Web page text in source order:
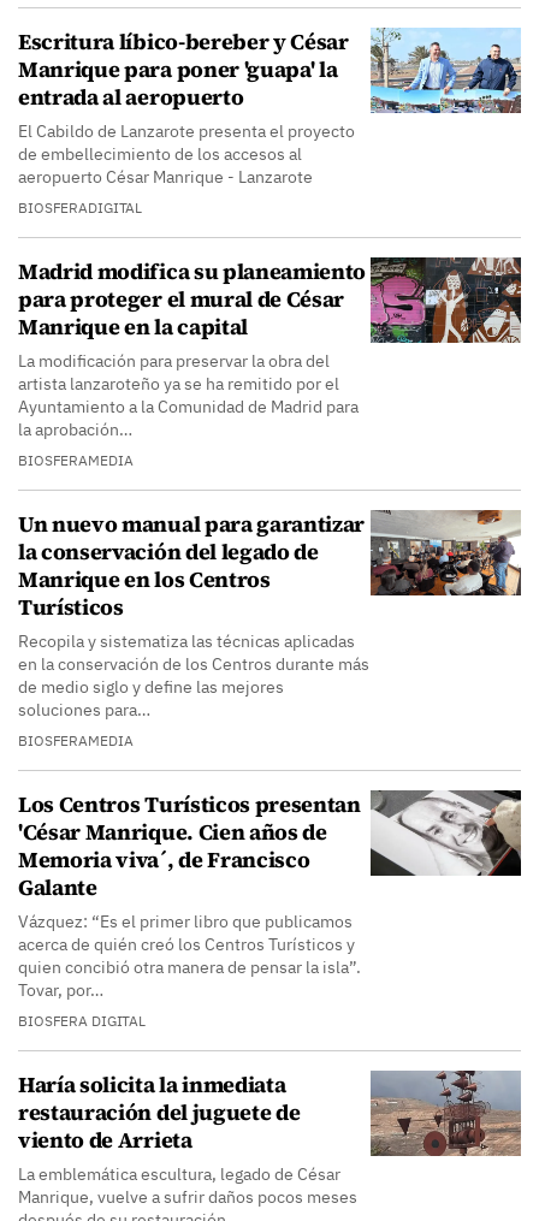
Escritura líbico-bereber y César
Manrique para poner 'guapa' la
entrada al aeropuerto
El Cabildo de Lanzarote presenta el proyecto
de embellecimiento de los accesos al
aeropuerto César Manrique - Lanzarote
BIOSFERADIGITAL
Madrid modifica su planeamiento
para proteger el mural de César
Manrique en la capital
La modificación para preservar la obra del
artista lanzaroteño ya se ha remitido por el
Ayuntamiento a la Comunidad de Madrid para
la aprobación…
BIOSFERAMEDIA
Un nuevo manual para garantizar
la conservación del legado de
Manrique en los Centros
Turísticos
Recopila y sistematiza las técnicas aplicadas
en la conservación de los Centros durante más
de medio siglo y define las mejores
soluciones para…
BIOSFERAMEDIA
Los Centros Turísticos presentan
'César Manrique. Cien años de
Memoria viva´, de Francisco
Galante
Vázquez: “Es el primer libro que publicamos
acerca de quién creó los Centros Turísticos y
quien concibió otra manera de pensar la isla”.
Tovar, por…
BIOSFERA DIGITAL
Haría solicita la inmediata
restauración del juguete de
viento de Arrieta
La emblemática escultura, legado de César
Manrique, vuelve a sufrir daños pocos meses